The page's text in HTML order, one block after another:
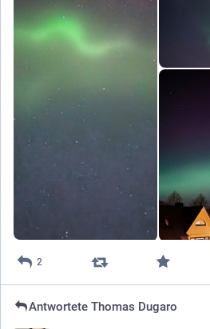
2
AntworteteThomas Dugaro